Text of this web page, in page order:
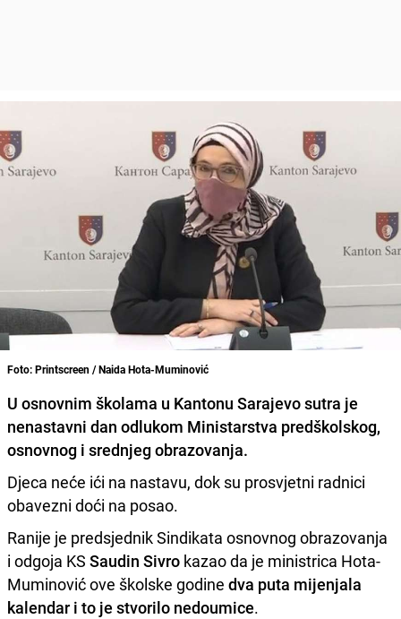
Foto: Printscreen / Naida Hota-Muminović
U osnovnim školama u Kantonu Sarajevo sutra je
nenastavni dan odlukom Ministarstva predškolskog,
osnovnog i srednjeg obrazovanja.
Djeca neće ići na nastavu, dok su prosvjetni radnici
obavezni doći na posao.
Ranije je predsjednik Sindikata osnovnog obrazovanja
i odgoja KS Saudin Sivro kazao da je ministrica Hota-
Muminović ove školske godine dva puta mijenjala
kalendar i to je stvorilo nedoumice.